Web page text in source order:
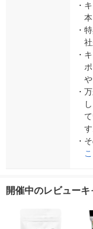
・
・
・
・
す
・
開催中のレビュー